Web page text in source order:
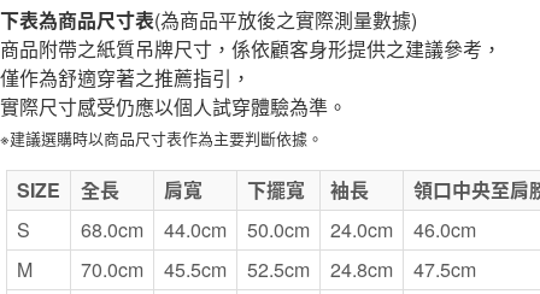
每筆NT$65，滿NT$1,000(含以上)免運費
付款後7-11取貨
每筆NT$65，滿NT$1,000(含以上)免運費
宅配
每筆NT$150，滿NT$2,000(含以上)免運費
無印良品門市自取
免運費
下表為商品尺寸表(為商品平放後之實際測量數據)
商品附帶之紙質吊牌尺寸，係依顧客身形提供之建議參考，
僅作為舒適穿著之推薦指引，
實際尺寸感受仍應以個人試穿體驗為準。
※建議選購時以商品尺寸表作為主要判斷依據。
SIZE 全長 肩寬 下擺寬 袖長
領口中央至肩
S
68.0cm 44.0cm 50.0cm 24.0cm
46.0cm
M
70.0cm 45.5cm 52.5cm 24.8cm
47.5cm